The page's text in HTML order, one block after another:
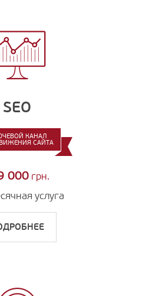
SEO
КАНАЛ
САЙТА
000 грн.
услуга